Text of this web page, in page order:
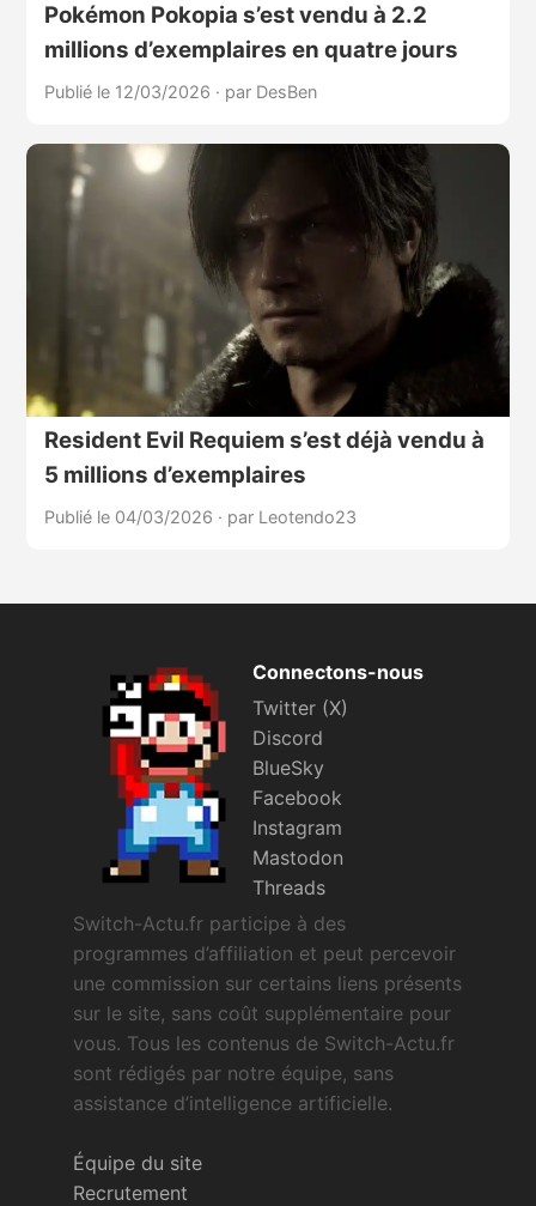
Pokémon Pokopia s’est vendu à 2.2
millions d’exemplaires en quatre jours
Publié le 12/03/2026 · par DesBen
Resident Evil Requiem s’est déjà vendu à
5 millions d’exemplaires
Publié le 04/03/2026 · par Leotendo23
Connectons-nous
Twitter (X)
Discord
BlueSky
Facebook
Instagram
Mastodon
Threads
Switch-Actu.fr participe à des
programmes d’affiliation et peut percevoir
une commission sur certains liens présents
sur le site, sans coût supplémentaire pour
vous. Tous les contenus de Switch-Actu.fr
sont rédigés par notre équipe, sans
assistance d’intelligence artificielle.
Équipe du site
Recrutement